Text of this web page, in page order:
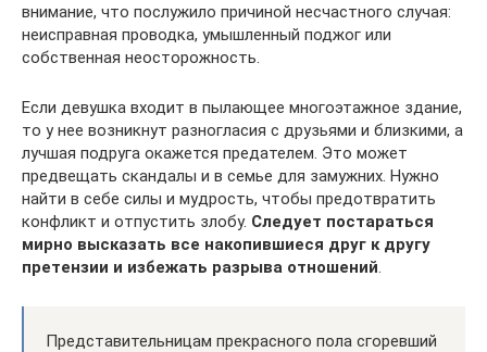
внимание, что послужило причиной несчастного случая:
неисправная проводка, умышленный поджог или
собственная неосторожность.
Если девушка входит в пылающее многоэтажное здание,
то у нее возникнут разногласия с друзьями и близкими, а
лучшая подруга окажется предателем. Это может
предвещать скандалы и в семье для замужних. Нужно
найти в себе силы и мудрость, чтобы предотвратить
конфликт и отпустить злобу. Следует постараться
мирно высказать все накопившиеся друг к другу
претензии и избежать разрыва отношений
Представительницам прекрасного пола сгоревший